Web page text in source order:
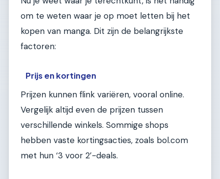
om te weten waar je op moet letten bij het
kopen van manga. Dit zijn de belangrijkste
factoren:
Prijs en kortingen
Prijzen kunnen flink variëren, vooral online.
Vergelijk altijd even de prijzen tussen
verschillende winkels. Sommige shops
hebben vaste kortingsacties, zoals bol.com
met hun ‘3 voor 2’-deals.